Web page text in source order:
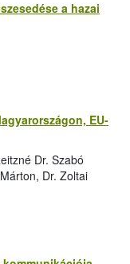
a hazai
EU-
Dr. Szabó
Dr. Zoltai